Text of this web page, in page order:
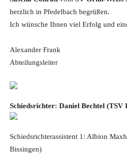
herzlich in Pfedelbach begrüßen.
Ich wünsche Ihnen viel Erfolg und
Alexander Frank
Abteilungsleiter
Schiedsrichter: Daniel Bechtel (TSV
Schiedsrichterassistent 1: Albion
Bissingen)